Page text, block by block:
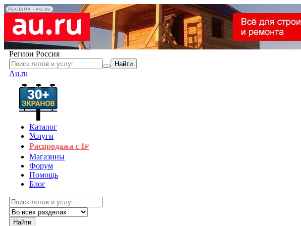
РЕКЛАМА • AU.RU
Регион Россия
Найти
Au.ru
Каталог
Услуги
Распродажа с 1₽
Магазины
Форум
Помощь
Блог
Найти